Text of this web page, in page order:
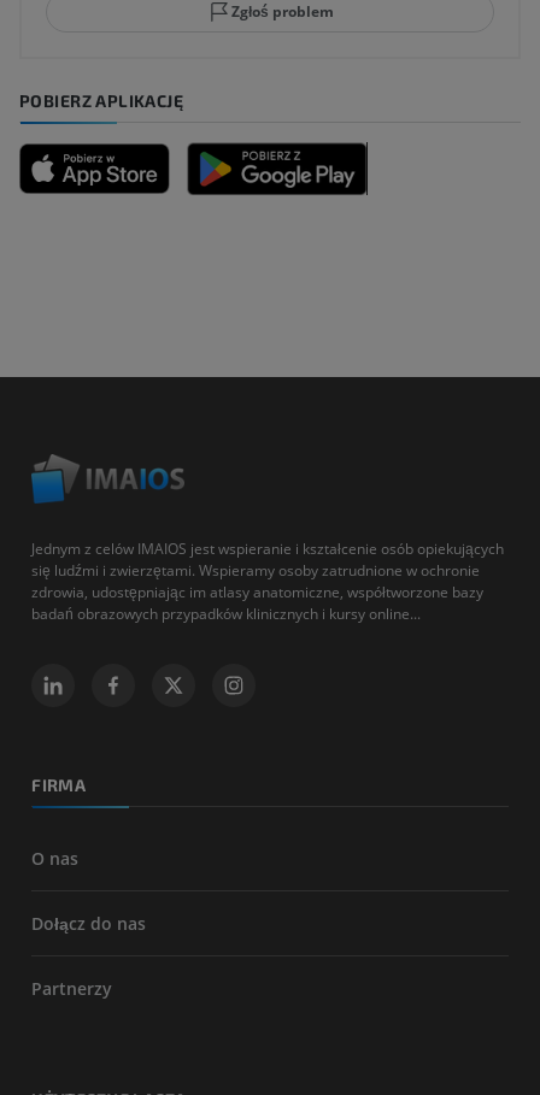
Zgłoś problem
POBIERZ APLIKACJĘ
Jednym z celów IMAIOS jest wspieranie i kształcenie osób opiekujących
się ludźmi i zwierzętami. Wspieramy osoby zatrudnione w ochronie
zdrowia, udostępniając im atlasy anatomiczne, współtworzone bazy
badań obrazowych przypadków klinicznych i kursy online...
FIRMA
O nas
Dołącz do nas
Partnerzy